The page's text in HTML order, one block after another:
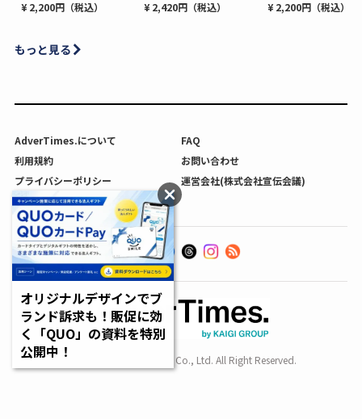
¥ 2,200円（税込）
¥ 2,420円（税込）
¥ 2,200円（税込）
もっと見る
AdverTimes.について
FAQ
利用規約
お問い合わせ
プライバシーポリシー
運営会社(株式会社宣伝会議)
利用者情報の外部送信について
Copyright SENDENKAIGI Co., Ltd. All Right Reserved.
オリジナルデザインでブ
ランド訴求も！販促に効
く「QUO」の資料を特別
公開中！